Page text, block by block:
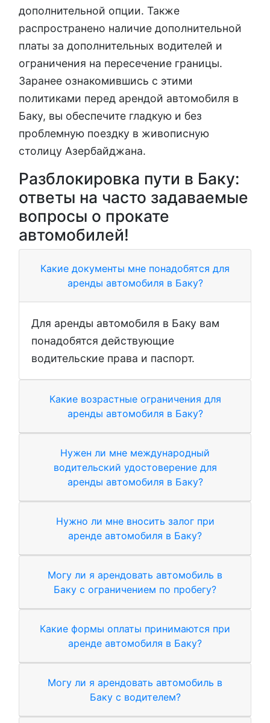
дополнительной опции. Также
распространено наличие дополнительной
платы за дополнительных водителей и
ограничения на пересечение границы.
Заранее ознакомившись с этими
политиками перед арендой автомобиля в
Баку, вы обеспечите гладкую и без
проблемную поездку в живописную
столицу Азербайджана.
Разблокировка пути в Баку:
ответы на часто задаваемые
вопросы о прокате
автомобилей!
Какие документы мне понадобятся для
аренды автомобиля в Баку?
Для аренды автомобиля в Баку вам
понадобятся действующие
водительские права и паспорт.
Какие возрастные ограничения для
аренды автомобиля в Баку?
Нужен ли мне международный
водительский удостоверение для
аренды автомобиля в Баку?
Нужно ли мне вносить залог при
аренде автомобиля в Баку?
Могу ли я арендовать автомобиль в
Баку с ограничением по пробегу?
Какие формы оплаты принимаются при
аренде автомобиля в Баку?
Могу ли я арендовать автомобиль в
Баку с водителем?